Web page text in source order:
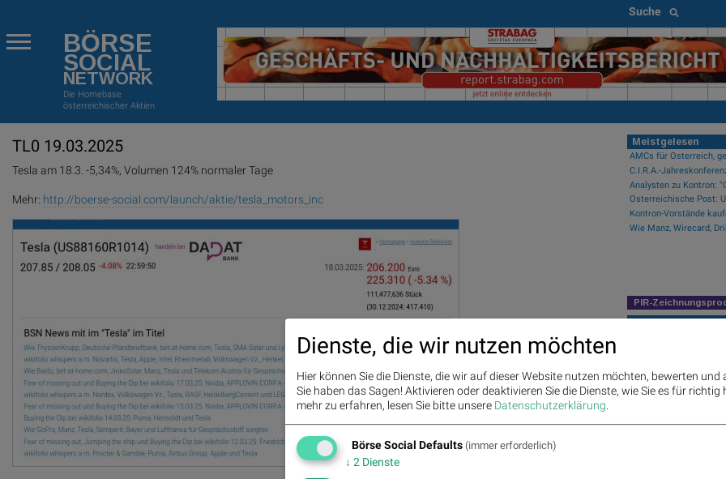
Suche
BÖRSE
SOCIAL
NETWORK
Die Homebase
österreichischer Aktien
TL0 19.03.2025
Tesla am 18.3. -5,34%, Volumen 124% normaler Tage
Mehr: http://boerse-social.com/launch/aktie/tesla_motors_inc
Meistgelesen
AMCs für Österreich,
C.I.R.A.-
Kontron-Vorstände
PIR-
Newsflow
Wiener Börse zu
Fear of missing out
wikifolio Champion per
ATX TR-Frühmover:
DAX-Frühmover:
Analysten zu Kontron:
Dienste, die wir nutzen möchten
Hier können Sie die Dienste, die wir auf dieser Website nutzen möchten, bewerten und
Sie haben das Sagen! Aktivieren oder deaktivieren Sie die Dienste, wie Sie es für richtig
mehr zu erfahren, lesen Sie bitte unsere Datenschutzerklärung.
Börse Social Defaults (immer erforderlich)
↓ 2 Dienste